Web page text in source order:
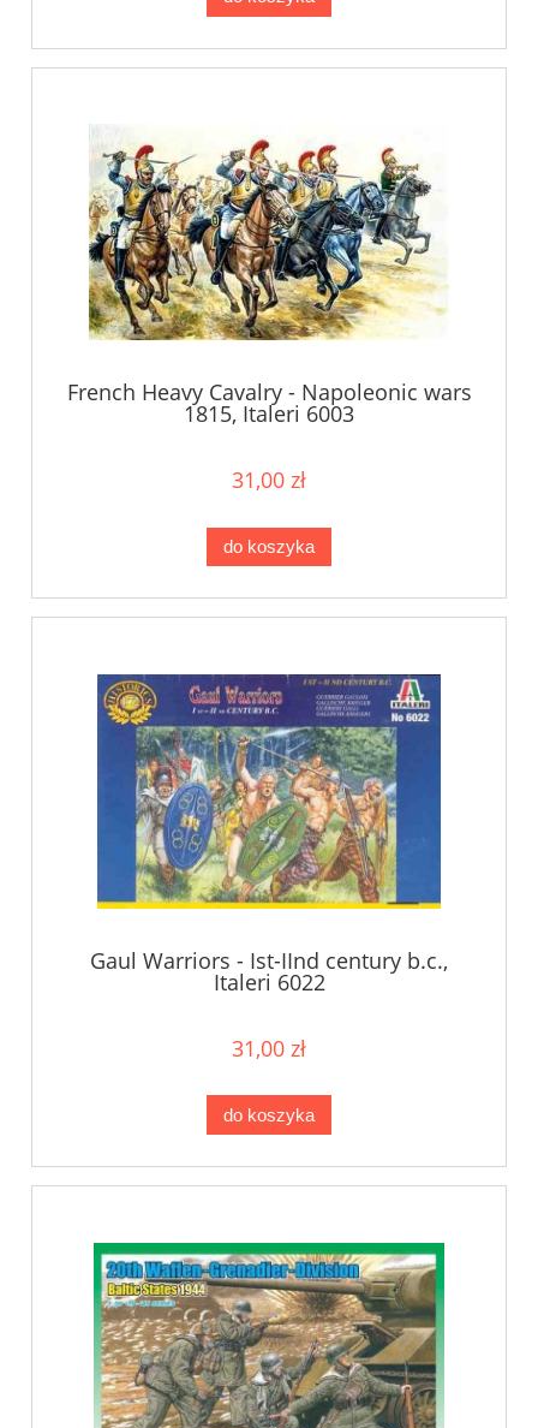
French Heavy Cavalry - Napoleonic wars
1815, Italeri 6003
31,00 zł
do koszyka
Gaul Warriors - Ist-IInd century b.c.,
Italeri 6022
31,00 zł
do koszyka